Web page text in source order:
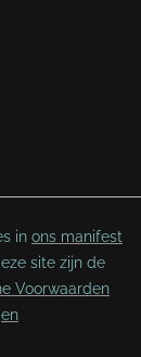
in ons manifest
site zijn de
Voorwaarden